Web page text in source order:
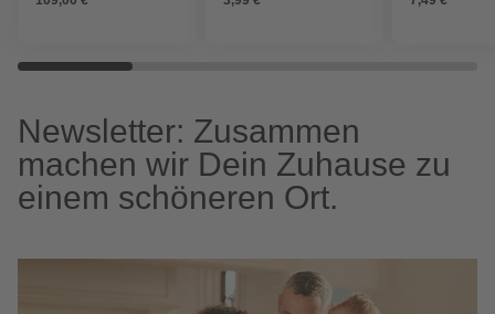
Newsletter: Zusammen
machen wir Dein Zuhause zu
einem schöneren Ort.